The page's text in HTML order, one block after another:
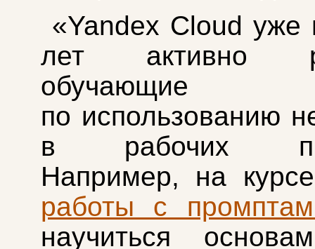
«Yandex Cloud уже
лет активно
обучающие
по использованию
в рабочих
Например, на
работы с
научиться